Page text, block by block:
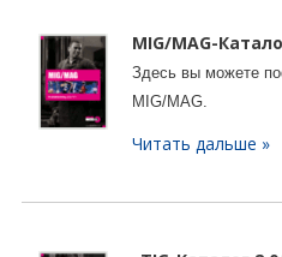
MIG/MAG-
Здесь вы можете
MIG/MAG.
Читать дальше »